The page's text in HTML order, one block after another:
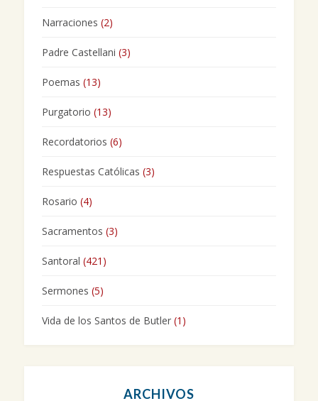
Narraciones (2)
Padre Castellani (3)
Poemas (13)
Purgatorio (13)
Recordatorios (6)
Respuestas Católicas (3)
Rosario (4)
Sacramentos (3)
Santoral (421)
Sermones (5)
Vida de los Santos de Butler(1)
ARCHIVOS